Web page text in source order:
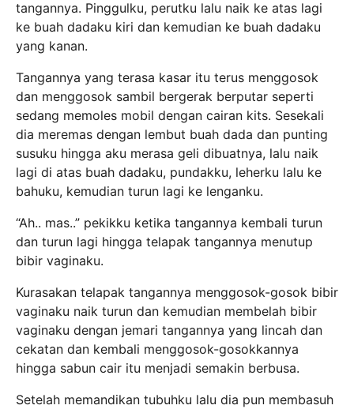
tangannya. Pinggulku, perutku lalu naik ke atas lagi
ke buah dadaku kiri dan kemudian ke buah dadaku
yang kanan.
Tangannya yang terasa kasar itu terus menggosok
dan menggosok sambil bergerak berputar seperti
sedang memoles mobil dengan cairan kits. Sesekali
dia meremas dengan lembut buah dada dan punting
susuku hingga aku merasa geli dibuatnya, lalu naik
lagi di atas buah dadaku, pundakku, leherku lalu ke
bahuku, kemudian turun lagi ke lenganku.
“Ah.. mas..” pekikku ketika tangannya kembali turun
dan turun lagi hingga telapak tangannya menutup
bibir vaginaku.
Kurasakan telapak tangannya menggosok-gosok bibir
vaginaku naik turun dan kemudian membelah bibir
vaginaku dengan jemari tangannya yang lincah dan
cekatan dan kembali menggosok-gosokkannya
hingga sabun cair itu menjadi semakin berbusa.
Setelah memandikan tubuhku lalu dia pun membasuh